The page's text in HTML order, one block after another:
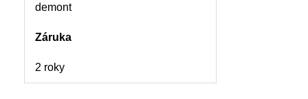
demont
Záruka
2 roky